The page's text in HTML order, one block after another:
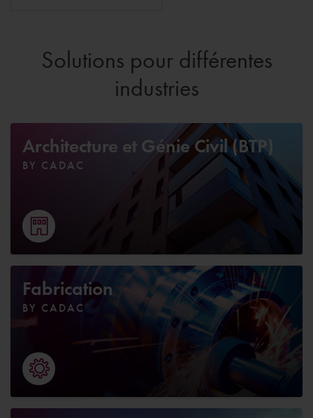
Solutions pour différentes
industries
Architecture et Génie Civil (BTP)
BY CADAC
Fabrication
BY CADAC